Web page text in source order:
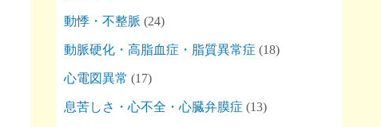
動悸・不整脈 (24)
動脈硬化・高脂血症・脂質異常症 (18)
心電図異常 (17)
息苦しさ・心不全・心臓弁膜症 (13)